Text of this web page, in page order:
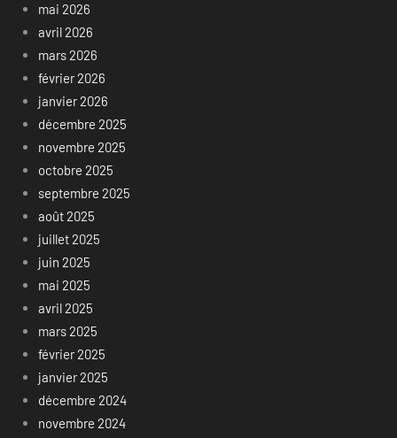
mai 2026
avril 2026
mars 2026
février 2026
janvier 2026
décembre 2025
novembre 2025
octobre 2025
septembre 2025
août 2025
juillet 2025
juin 2025
mai 2025
avril 2025
mars 2025
février 2025
janvier 2025
décembre 2024
novembre 2024